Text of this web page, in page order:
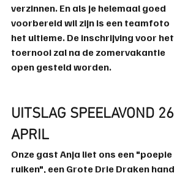
verzinnen. En als je helemaal goed
voorbereid wil zijn is een teamfoto
het ultieme. De inschrijving voor het
toernooi zal na de zomervakantie
open gesteld worden.
UITSLAG SPEELAVOND 26
APRIL
Onze gast Anja liet ons een "poepie
ruiken", een Grote Drie Draken hand